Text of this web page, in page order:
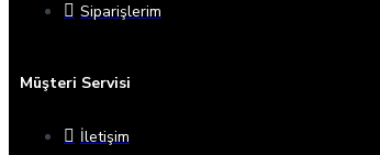
Siparişlerim
Müşteri Servisi
İletişim